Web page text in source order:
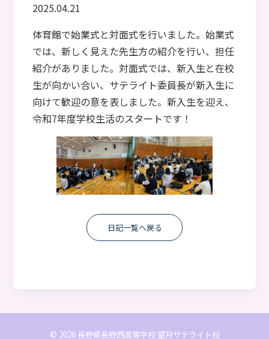
2025.04.21
体育館で始業式と対面式を行いました。始業式
では、新しく見えた先生方の紹介を行い、担任
紹介がありました。対面式では、新入生と在校
生が向かい合い、サテライト委員長が新入生に
向けて歓迎の意を表しました。新入生を迎え、
令和7年度学校生活のスタートです！
日記一覧へ戻る
© 2026 長野県長野西高等学校 望月サテライト校